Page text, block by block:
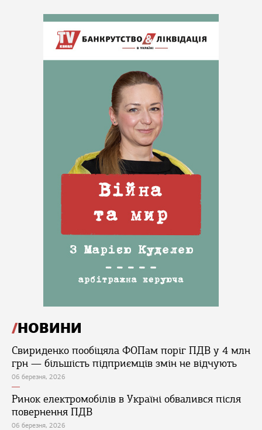
НОВИНИ
Свириденко пообіцяла ФОПам поріг ПДВ у 4 млн
грн — більшість підприємців змін не відчують
06 березня, 2026
Ринок електромобілів в Україні обвалився після
повернення ПДВ
06 березня, 2026